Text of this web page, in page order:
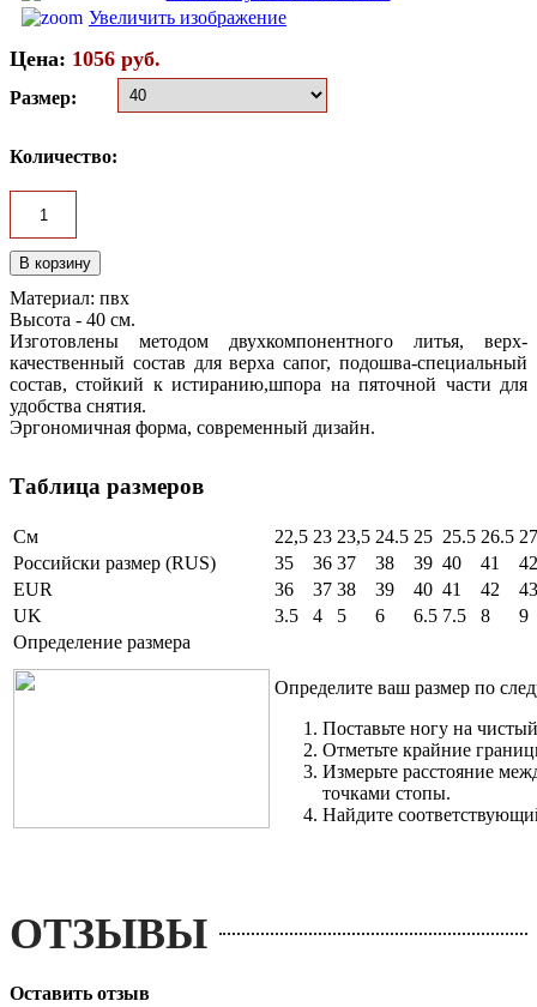
Увеличить изображение
Цена: 1056 руб.
Размер:
Количество:
Материал: пвх
Высота - 40 см.
Изготовлены методом двухкомпонентного литья, верх-
качественный состав для верха сапог, подошва-специальный
состав, стойкий к истиранию,шпора на пяточной части для
удобства снятия.
Эргономичная форма, современный дизайн.
Таблица размеров
См 22,5 23 23,5 24.5 25 25.5 26.5 27
Российски размер (RUS)
35 36 37 38 39 40 41
42
EUR
36 37 38 39 40 41 42
43
UK
3.5 4 5 6 6.5 7.5 8
9
Определение размера
Определите ваш размер по
Поставьте ногу на
Отметьте крайние
Измерьте расстояние
точками стопы.
Найдите
ОТЗЫВЫ
Оставить отзыв